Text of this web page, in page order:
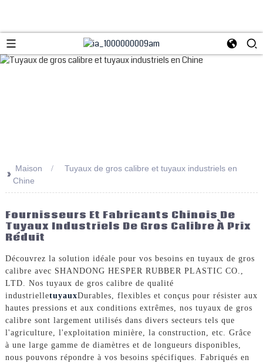
>> Maison
Tuyaux de gros calibre et tuyaux industriels en
Chine
Fournisseurs Et Fabricants Chinois De
Tuyaux Industriels De Gros Calibre À Prix
Réduit
Découvrez la solution idéale pour vos besoins en tuyaux de gros
calibre avec SHANDONG HESPER RUBBER PLASTIC CO.,
LTD. Nos tuyaux de gros calibre de qualité
industrielletuyauxDurables, flexibles et conçus pour résister aux
hautes pressions et aux conditions extrêmes, nos tuyaux de gros
calibre sont largement utilisés dans divers secteurs tels que
l'agriculture, l'exploitation minière, la construction, etc. Grâce
à une large gamme de diamètres et de longueurs disponibles,
nous pouvons répondre à vos besoins spécifiques. Fabriqués en